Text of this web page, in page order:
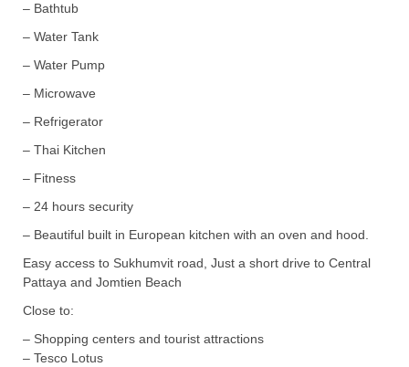
– Bathtub
– Water Tank
– Water Pump
– Microwave
– Refrigerator
– Thai Kitchen
– Fitness
– 24 hours security
– Beautiful built in European kitchen with an oven and hood.
Easy access to Sukhumvit road, Just a short drive to Central
Pattaya and Jomtien Beach
Close to:
– Shopping centers and tourist attractions
– Tesco Lotus